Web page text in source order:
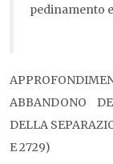
pedinamento
ABBANDONO
DELLA
E 2729)